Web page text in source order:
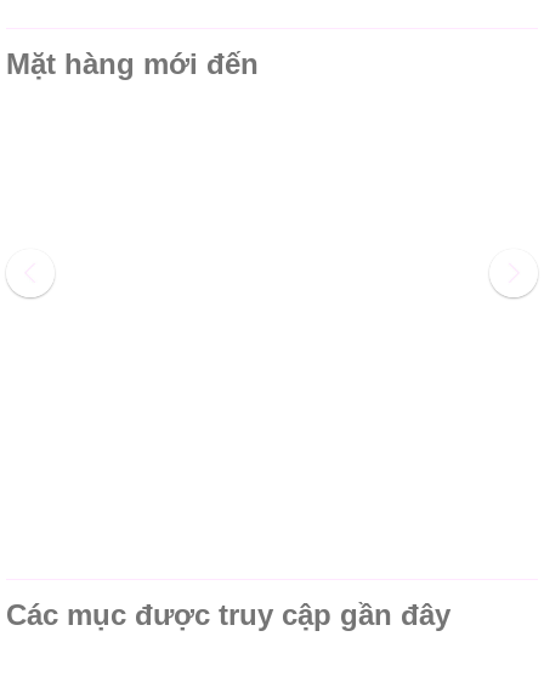
Mặt hàng mới đến
Các mục được truy cập gần đây